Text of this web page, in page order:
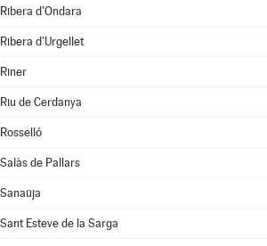
Ribera d'Ondara
Ribera d'Urgellet
Riner
Riu de Cerdanya
Rosselló
Salàs de Pallars
Sanaüja
Sant Esteve de la Sarga